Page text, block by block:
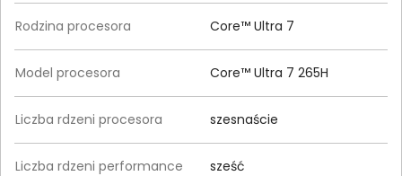
Rodzina procesora Core™ Ultra 7
Model procesora Core™ Ultra 7 265H
Liczba rdzeni procesora szesnaście
Liczba rdzeni performance sześć